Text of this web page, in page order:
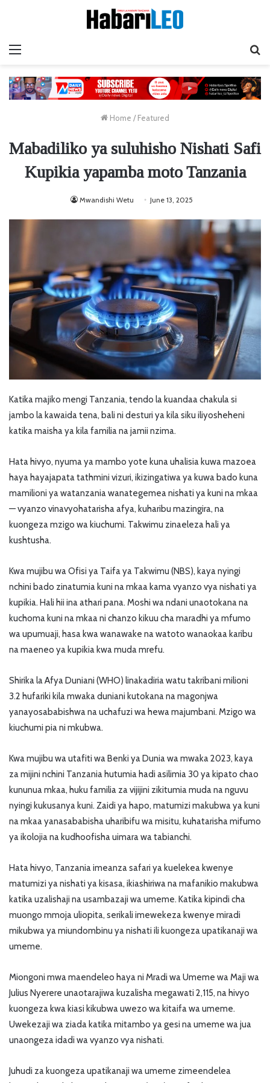
Home / Featured
Mabadiliko ya suluhisho Nishati Safi
Kupikia yapamba moto Tanzania
Mwandishi Wetu June 13, 2025
Katika majiko mengi Tanzania, tendo la kuandaa chakula si
jambo la kawaida tena, bali ni desturi ya kila siku iliyosheheni
katika maisha ya kila familia na jamii nzima.
Hata hivyo, nyuma ya mambo yote kuna uhalisia kuwa mazoea
haya hayajapata tathmini vizuri, ikizingatiwa ya kuwa bado kuna
mamilioni ya watanzania wanategemea nishati ya kuni na mkaa
— vyanzo vinavyohatarisha afya, kuharibu mazingira, na
kuongeza mzigo wa kiuchumi. Takwimu zinaeleza hali ya
kushtusha.
Kwa mujibu wa Ofisi ya Taifa ya Takwimu (NBS), kaya nyingi
nchini bado zinatumia kuni na mkaa kama vyanzo vya nishati ya
kupikia. Hali hii ina athari pana. Moshi wa ndani unaotokana na
kuchoma kuni na mkaa ni chanzo kikuu cha maradhi ya mfumo
wa upumuaji, hasa kwa wanawake na watoto wanaokaa karibu
na maeneo ya kupikia kwa muda mrefu.
Shirika la Afya Duniani (WHO) linakadiria watu takribani milioni
3.2 hufariki kila mwaka duniani kutokana na magonjwa
yanayosababishwa na uchafuzi wa hewa majumbani. Mzigo wa
kiuchumi pia ni mkubwa.
Kwa mujibu wa utafiti wa Benki ya Dunia wa mwaka 2023, kaya
za mijini nchini Tanzania hutumia hadi asilimia 30 ya kipato chao
kununua mkaa, huku familia za vijijini zikitumia muda na nguvu
nyingi kukusanya kuni. Zaidi ya hapo, matumizi makubwa ya kuni
na mkaa yanasababisha uharibifu wa misitu, kuhatarisha mifumo
ya ikolojia na kudhoofisha uimara wa tabianchi.
Hata hivyo, Tanzania imeanza safari ya kuelekea kwenye
matumizi ya nishati ya kisasa, ikiashiriwa na mafanikio makubwa
katika uzalishaji na usambazaji wa umeme. Katika kipindi cha
muongo mmoja uliopita, serikali imewekeza kwenye miradi
mikubwa ya miundombinu ya nishati ili kuongeza upatikanaji wa
umeme.
Miongoni mwa maendeleo haya ni Mradi wa Umeme wa Maji wa
Julius Nyerere unaotarajiwa kuzalisha megawati 2,115, na hivyo
kuongeza kwa kiasi kikubwa uwezo wa kitaifa wa umeme.
Uwekezaji wa ziada katika mitambo ya gesi na umeme wa jua
unaongeza idadi wa vyanzo vya nishati.
Juhudi za kuongeza upatikanaji wa umeme zimeendelea